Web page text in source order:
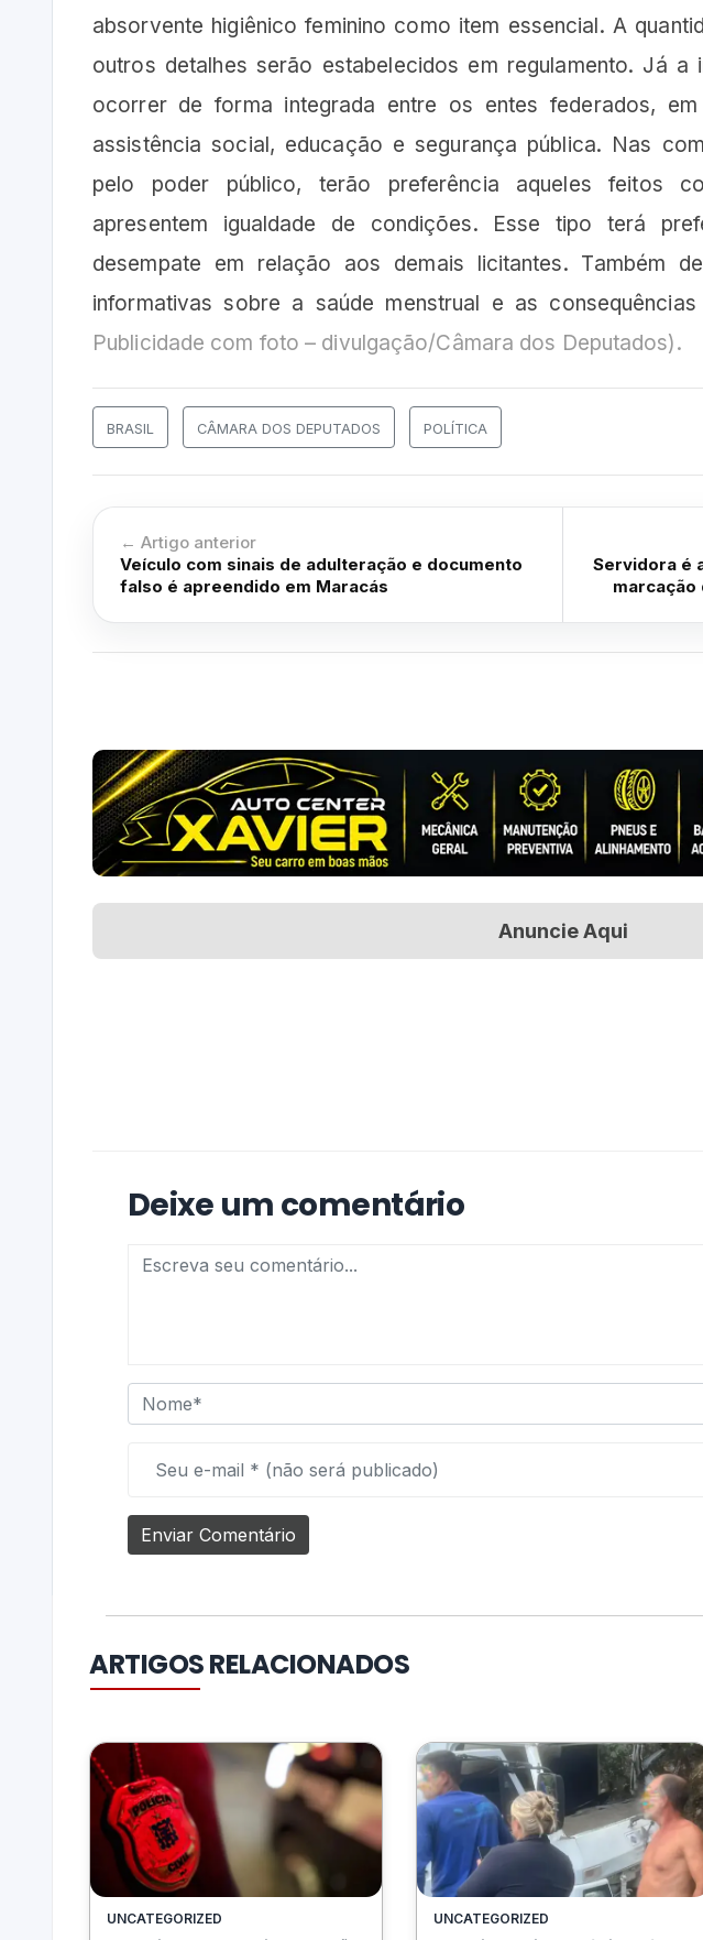
absorvente higiênico feminino como item essencial. A
outros detalhes serão estabelecidos em regulamento. Já a
ocorrer de forma integrada entre os entes federados,
assistência social, educação e segurança pública. Nas
pelo poder público, terão preferência aqueles feitos
apresentem igualdade de condições. Esse tipo terá
desempate em relação aos demais licitantes. Também
informativas sobre a saúde menstrual e as
Publicidade com foto – divulgação/Câmara dos Deputados).
BRASIL CÂMARA DOS DEPUTADOS POLÍTICA
← Artigo anterior
Veículo com sinais de adulteração e documento
falso é apreendido em Maracás
Servidora é
marcação
Anuncie Aqui
Deixe um comentário
ARTIGOS RELACIONADOS
UNCATEGORIZED UNCATEGORIZED